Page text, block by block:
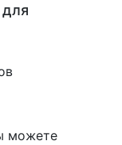
можете